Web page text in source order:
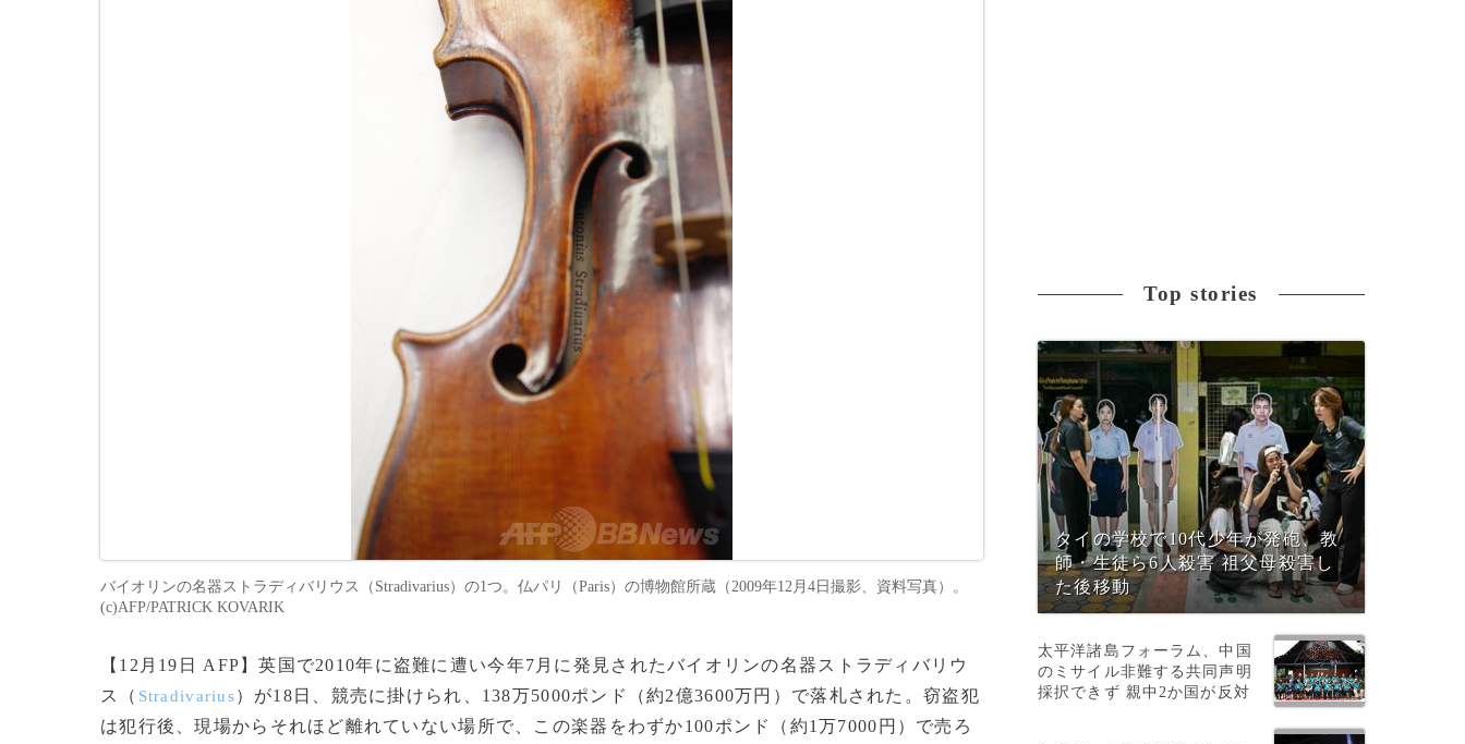
バイオリンの名器ストラディバリウス（Stradivarius）の1つ。仏パリ（Paris）の博物館所蔵（2009年12月4日撮影、資料写真）。
(c)AFP/PATRICK KOVARIK
【12月19日 AFP】英国で2010年に盗難に遭い今年7月に発見されたバイオリンの名器ストラディバリウ
ス（ Stradivarius）が18日、競売に掛けられ、138万5000ポンド（約2億3600万円）で落札された。窃盗犯
は犯行後、現場からそれほど離れていない場所で、この楽器をわずか100ポンド（約1万7000円）で売ろ
Top stories
タイの学校で10代少年が発砲、教
師・生徒ら6人殺害 祖父母殺害し
た後移動
太平洋諸島フォーラム、中国
のミサイル非難する共同声明
採択できず 親中2か国が反対